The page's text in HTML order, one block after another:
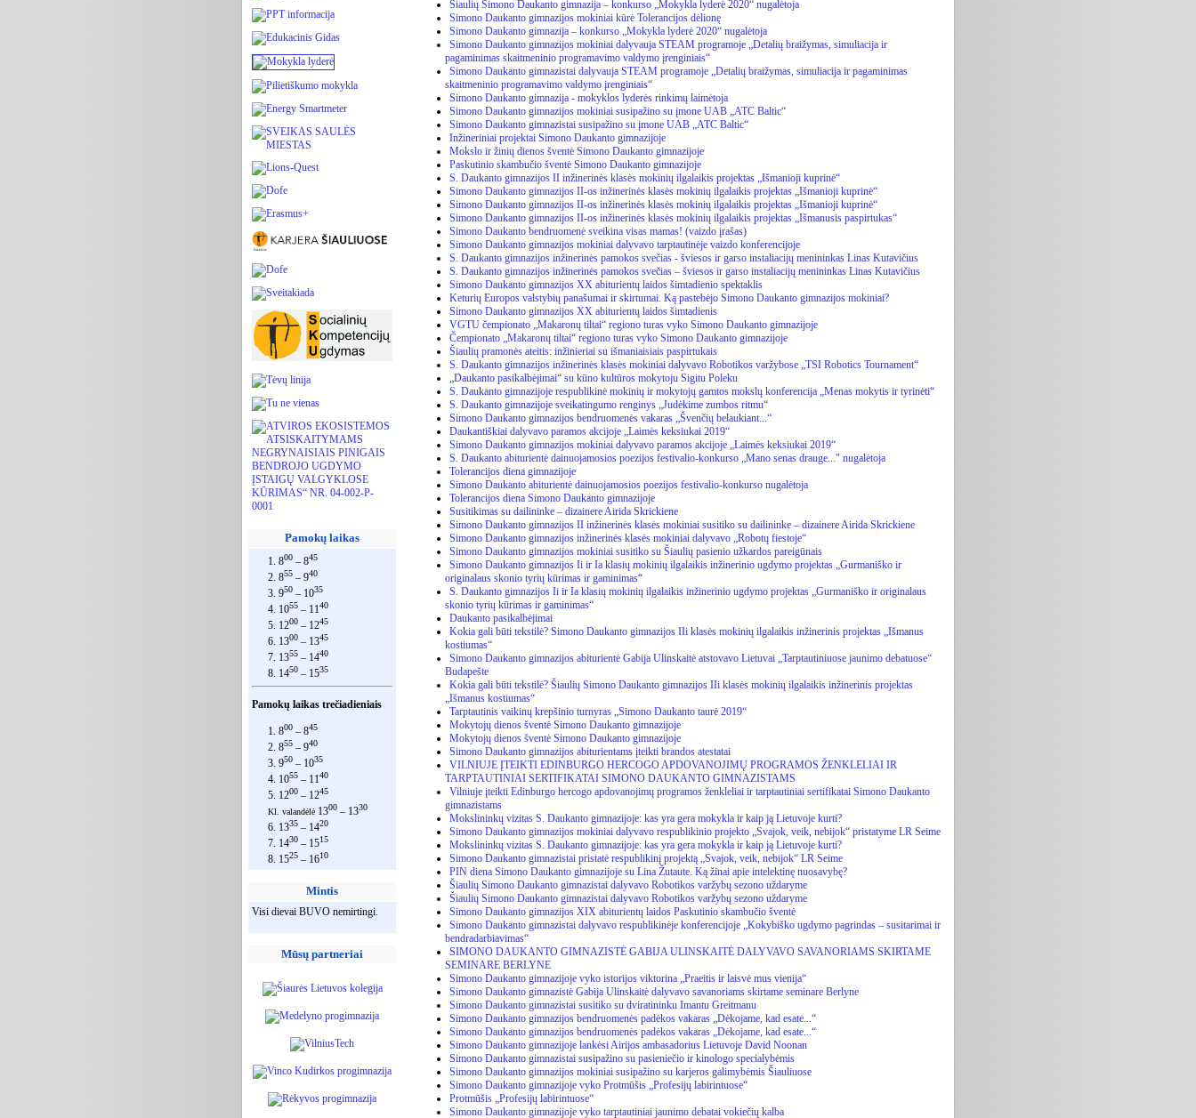
Pamokų laikas
1. 800 – 845
2. 855 – 940
3. 950 – 1035
4. 1055 – 1140
5. 1200 – 1245
6. 1300 – 1345
7. 1355 – 1440
8. 1450 – 1535
Pamokų laikas trečiadieniais
1. 800 – 845
2. 855 – 940
3. 950 – 1035
4. 1055 – 1140
5. 1200 – 1245
Kl. valandėlė 1300 – 1330
6. 1335 – 1420
7. 1430 – 1515
8. 1525 – 1610
Mintis
Visi dievai BUVO nemirtingi.
Mūsų partneriai
Šiaulių Simono Daukanto gimnazija – konkurso „Mokykla lyderė 2020“ nugalėtoja
Simono Daukanto gimnazijos mokiniai kūrė Tolerancijos dėlionę
Simono Daukanto gimnazija – konkurso „Mokykla lyderė 2020“ nugalėtoja
Simono Daukanto gimnazijos mokiniai dalyvauja STEAM programoje „Detalių braižymas, simuliacija ir
pagaminimas skaitmeninio programavimo valdymo įrenginiais“
Simono Daukanto gimnazistai dalyvauja STEAM programoje „Detalių braižymas, simuliacija ir pagaminimas
skaitmeninio programavimo valdymo įrenginiais“
Simono Daukanto gimnazija - mokyklos lyderės rinkimų laimėtoja
Simono Daukanto gimnazijos mokiniai susipažino su įmone UAB „ATC Baltic“
Simono Daukanto gimnazistai susipažino su įmone UAB „ATC Baltic“
Inžineriniai projektai Simono Daukanto gimnazijoje
Mokslo ir žinių dienos šventė Simono Daukanto gimnazijoje
Paskutinio skambučio šventė Simono Daukanto gimnazijoje
S. Daukanto gimnazijos II inžinerinės klasės mokinių ilgalaikis projektas „Išmanioji kuprinė“
Simono Daukanto gimnazijos II-os inžinerinės klasės mokinių ilgalaikis projektas „Išmanioji kuprinė“
Simono Daukanto gimnazijos II-os inžinerinės klasės mokinių ilgalaikis projektas „Išmanioji kuprinė“
Simono Daukanto gimnazijos II-os inžinerinės klasės mokinių ilgalaikis projektas „Išmanusis paspirtukas“
Simono Daukanto bendruomenė sveikina visas mamas! (vaizdo įrašas)
Simono Daukanto gimnazijos mokiniai dalyvavo tarptautinėje vaizdo konferencijoje
S. Daukanto gimnazijos inžinerinės pamokos svečias - šviesos ir garso instaliacijų menininkas Linas Kutavičius
S. Daukanto gimnazijos inžinerinės pamokos svečias – šviesos ir garso instaliacijų menininkas Linas Kutavičius
Simono Daukanto gimnazijos XX abiturientų laidos šimtadienio spektaklis
Keturių Europos valstybių panašumai ir skirtumai. Ką pastebėjo Simono Daukanto gimnazijos mokiniai?
Simono Daukanto gimnazijos XX abiturientų laidos šimtadienis
VGTU čempionato „Makaronų tiltai“ regiono turas vyko Simono Daukanto gimnazijoje
Čempionato „Makaronų tiltai“ regiono turas vyko Simono Daukanto gimnazijoje
Šiaulių pramonės ateitis: inžinieriai su išmaniaisiais paspirtukais
S. Daukanto gimnazijos inžinerinės klasės mokiniai dalyvavo Robotikos varžybose „TSI Robotics Tournament“
„Daukanto pasikalbėjimai“ su kūno kultūros mokytoju Sigitu Poleku
S. Daukanto gimnazijoje respublikinė mokinių ir mokytojų gamtos mokslų konferencija „Menas mokytis ir tyrinėti“
S. Daukanto gimnazijoje sveikatingumo renginys „Judėkime zumbos ritmu“
Simono Daukanto gimnazijos bendruomenės vakaras „Švenčių belaukiant...“
Daukantiškiai dalyvavo paramos akcijoje „Laimės keksiukai 2019“
Simono Daukanto gimnazijos mokiniai dalyvavo paramos akcijoje „Laimės keksiukai 2019“
S. Daukanto abiturientė dainuojamosios poezijos festivalio-konkurso „Mano senas drauge..." nugalėtoja
Tolerancijos diena gimnazijoje
Simono Daukanto abiturientė dainuojamosios poezijos festivalio-konkurso nugalėtoja
Tolerancijos diena Simono Daukanto gimnazijoje
Susitikimas su dailininke – dizainere Airida Skrickiene
Simono Daukanto gimnazijos II inžinerinės klasės mokiniai susitiko su dailininke – dizainere Airida Skrickiene
Simono Daukanto gimnazijos inžinerinės klasės mokiniai dalyvavo „Robotų fiestoje“
Simono Daukanto gimnazijos mokiniai susitiko su Šiaulių pasienio užkardos pareigūnais
Simono Daukanto gimnazijos Ii ir Ia klasių mokinių ilgalaikis inžinerinio ugdymo projektas „Gurmaniško ir
originalaus skonio tyrių kūrimas ir gaminimas“
S. Daukanto gimnazijos Ii ir Ia klasių mokinių ilgalaikis inžinerinio ugdymo projektas „Gurmaniško ir originalaus
skonio tyrių kūrimas ir gaminimas“
Daukanto pasikalbėjimai
Kokia gali būti tekstilė? Simono Daukanto gimnazijos IIi klasės mokinių ilgalaikis inžinerinis projektas „Išmanus
kostiumas“
Simono Daukanto gimnazijos abiturientė Gabija Ulinskaitė atstovavo Lietuvai „Tarptautiniuose jaunimo debatuose“
Budapešte
Kokia gali būti tekstilė? Šiaulių Simono Daukanto gimnazijos IIi klasės mokinių ilgalaikis inžinerinis projektas
„Išmanus kostiumas“
Tarptautinis vaikinų krepšinio turnyras „Simono Daukanto taurė 2019“
Mokytojų dienos šventė Simono Daukanto gimnazijoje
Mokytojų dienos šventė Simono Daukanto gimnazijoje
Simono Daukanto gimnazijos abiturientams įteikti brandos atestatai
VILNIUJE ĮTEIKTI EDINBURGO HERCOGO APDOVANOJIMŲ PROGRAMOS ŽENKLELIAI IR
TARPTAUTINIAI SERTIFIKATAI SIMONO DAUKANTO GIMNAZISTAMS
Vilniuje įteikti Edinburgo hercogo apdovanojimų programos ženkleliai ir tarptautiniai sertifikatai Simono Daukanto
gimnazistams
Mokslininkų vizitas S. Daukanto gimnazijoje: kas yra gera mokykla ir kaip ją Lietuvoje kurti?
Simono Daukanto gimnazijos mokiniai dalyvavo respublikinio projekto „Svajok, veik, nebijok“ pristatyme LR Seime
Mokslininkų vizitas S. Daukanto gimnazijoje: kas yra gera mokykla ir kaip ją Lietuvoje kurti?
Simono Daukanto gimnazistai pristatė respublikinį projektą „Svajok, veik, nebijok“ LR Seime
PIN diena Simono Daukanto gimnazijoje su Lina Žutaute. Ką žinai apie intelektinę nuosavybę?
Šiaulių Simono Daukanto gimnazistai dalyvavo Robotikos varžybų sezono uždaryme
Šiaulių Simono Daukanto gimnazistai dalyvavo Robotikos varžybų sezono uždaryme
Simono Daukanto gimnazijos XIX abiturientų laidos Paskutinio skambučio šventė
Simono Daukanto gimnazistai dalyvavo respublikinėje konferencijoje „Kokybiško ugdymo pagrindas – susitarimai ir
bendradarbiavimas“
SIMONO DAUKANTO GIMNAZISTĖ GABIJA ULINSKAITĖ DALYVAVO SAVANORIAMS SKIRTAME
SEMINARE BERLYNE
Simono Daukanto gimnazijoje vyko istorijos viktorina „Praeitis ir laisvė mus vienija“
Simono Daukanto gimnazistė Gabija Ulinskaitė dalyvavo savanoriams skirtame seminare Berlyne
Simono Daukanto gimnazistai susitiko su dviratininku Imantu Greitmanu
Simono Daukanto gimnazijos bendruomenės padėkos vakaras „Dėkojame, kad esate...“
Simono Daukanto gimnazijos bendruomenės padėkos vakaras „Dėkojame, kad esate...“
Simono Daukanto gimnazijoje lankėsi Airijos ambasadorius Lietuvoje David Noonan
Simono Daukanto gimnazistai susipažino su pasieniečio ir kinologo specialybėmis
Simono Daukanto gimnazijos mokiniai susipažino su karjeros galimybėmis Šiauliuose
Simono Daukanto gimnazijoje vyko Protmūšis „Profesijų labirintuose“
Protmūšis „Profesijų labirintuose“
Simono Daukanto gimnazijoje vyko tarptautiniai jaunimo debatai vokiečių kalba